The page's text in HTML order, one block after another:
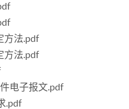
方法.pdf
方法.pdf
电子报文.pdf
.pdf